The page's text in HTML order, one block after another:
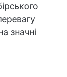
значні